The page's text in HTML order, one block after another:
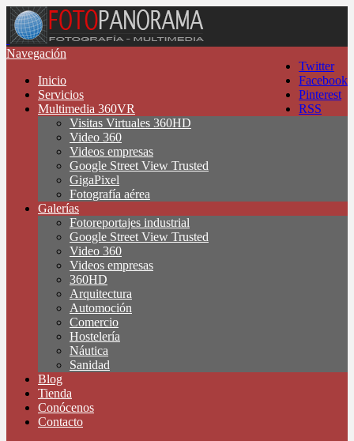
Twitter
Facebook
Pinterest
RSS
Navegación
Inicio
Servicios
Multimedia 360VR
Visitas Virtuales 360HD
Video 360
Videos empresas
Google Street View Trusted
GigaPixel
Fotografía aérea
Galerías
Fotoreportajes industrial
Google Street View Trusted
Video 360
Videos empresas
360HD
Arquitectura
Automoción
Comercio
Hostelería
Náutica
Sanidad
Blog
Tienda
Conócenos
Contacto